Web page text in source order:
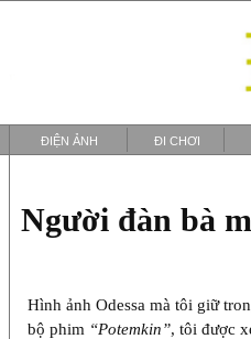
ĐIỆN ẢNH ĐI CHƠI
Người đàn bà
Hình ảnh Odessa mà tôi giữ
bộ phim “Potemkin”, tôi được